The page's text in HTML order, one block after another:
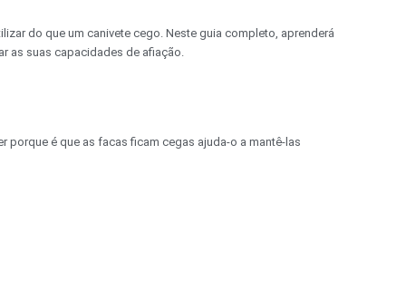
do que um canivete cego. Neste guia completo, aprenderá
as suas capacidades de afiação.
porque é que as facas ficam cegas ajuda-o a mantê-las